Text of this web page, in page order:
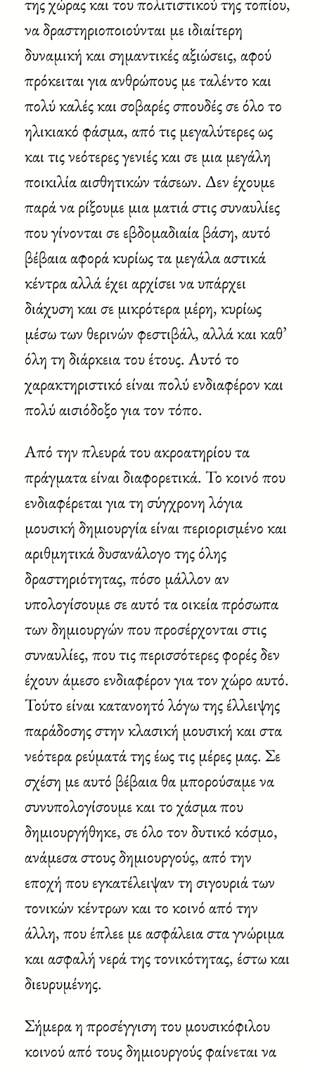
να δραστηριοποιούνται με ιδιαίτερη
δυναμική και σημαντικές αξιώσεις, αφού
πρόκειται για ανθρώπους με ταλέντο και
πολύ καλές και σοβαρές σπουδές σε όλο το
ηλικιακό φάσμα, από τις μεγαλύτερες ως
και τις νεότερες γενιές και σε μια μεγάλη
ποικιλία αισθητικών τάσεων. Δεν έχουμε
παρά να ρίξουμε μια ματιά στις συναυλίες
που γίνονται σε εβδομαδιαία βάση, αυτό
βέβαια αφορά κυρίως τα μεγάλα αστικά
κέντρα αλλά έχει αρχίσει να υπάρχει
διάχυση και σε μικρότερα μέρη, κυρίως
μέσω των θερινών φεστιβάλ, αλλά και καθ’
όλη τη διάρκεια του έτους. Αυτό το
χαρακτηριστικό είναι πολύ ενδιαφέρον και
πολύ αισιόδοξο για τον τόπο.
Από την πλευρά του ακροατηρίου τα
πράγματα είναι διαφορετικά. Το κοινό που
ενδιαφέρεται για τη σύγχρονη λόγια
μουσική δημιουργία είναι περιορισμένο και
αριθμητικά δυσανάλογο της όλης
δραστηριότητας, πόσο μάλλον αν
υπολογίσουμε σε αυτό τα οικεία πρόσωπα
των δημιουργών που προσέρχονται στις
συναυλίες, που τις περισσότερες φορές δεν
έχουν άμεσο ενδιαφέρον για τον χώρο αυτό.
Τούτο είναι κατανοητό λόγω της έλλειψης
παράδοσης στην κλασική μουσική και στα
νεότερα ρεύματά της έως τις μέρες μας. Σε
σχέση με αυτό βέβαια θα μπορούσαμε να
συνυπολογίσουμε και το χάσμα που
δημιουργήθηκε, σε όλο τον δυτικό κόσμο,
ανάμεσα στους δημιουργούς, από την
εποχή που εγκατέλειψαν τη σιγουριά των
τονικών κέντρων και το κοινό από την
άλλη, που έπλεε με ασφάλεια στα γνώριμα
και ασφαλή νερά της τονικότητας, έστω και
διευρυμένης.
Σήμερα η προσέγγιση του μουσικόφιλου
κοινού από τους δημιουργούς φαίνεται να